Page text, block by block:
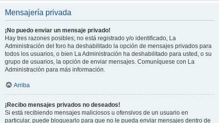
Mensajería privada
¡No puedo enviar un mensaje privado!
Hay tres razones posibles; no está registrado y/o identificado, La
Administración del foro ha deshabilitado la opción de mensajes privados para
todos los usuarios, o bien La Administración ha deshabilitado para usted, o su
grupo de usuarios, la opción de enviar mensajes. Comuníquese con La
Administración para más información.
Arriba
¡Recibo mensajes privados no deseados!
Si está recibiendo mensajes maliciosos u ofensivos de un usuario en
particular, puede bloquearlo para que no le pueda enviar mensajes dentro de